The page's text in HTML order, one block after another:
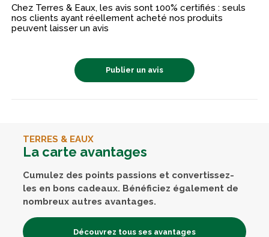
Chez Terres & Eaux, les avis sont 100% certifiés : seuls
nos clients ayant réellement acheté nos produits
peuvent laisser un avis
Publier un avis
TERRES & EAUX
La carte avantages
Cumulez des points passions et convertissez-
les en bons cadeaux. Bénéficiez également de
nombreux autres avantages.
Découvrez tous ses avantages